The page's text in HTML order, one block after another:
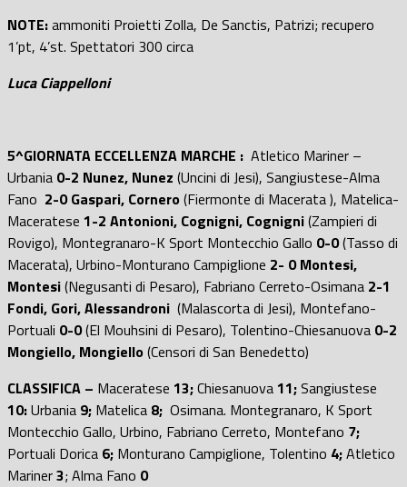
NOTE:ammoniti Proietti Zolla, De Sanctis, Patrizi; recupero
1’pt, 4’st. Spettatori 300 circa
Luca Ciappelloni
5^GIORNATA ECCELLENZA MARCHE : Atletico Mariner –
Urbania 0-2 Nunez, Nunez (Uncini di Jesi), Sangiustese-Alma
Fano 2-0 Gaspari, Cornero(Fiermonte di Macerata ), Matelica-
Maceratese 1-2 Antonioni, Cognigni, Cognigni(Zampieri di
Rovigo), Montegranaro-K Sport Montecchio Gallo 0-0(Tasso di
Macerata), Urbino-Monturano Campiglione 2- 0 Montesi,
Montesi(Negusanti di Pesaro), Fabriano Cerreto-Osimana 2-1
Fondi, Gori, Alessandroni (Malascorta di Jesi), Montefano-
Portuali 0-0(El Mouhsini di Pesaro), Tolentino-Chiesanuova 0-2
Mongiello, Mongiello(Censori di San Benedetto)
CLASSIFICA – Maceratese 13;Chiesanuova11;Sangiustese
10:Urbania 9; Matelica 8; Osimana. Montegranaro, K Sport
Montecchio Gallo, Urbino, Fabriano Cerreto, Montefano 7;
Portuali Dorica 6; Monturano Campiglione, Tolentino 4;Atletico
Mariner3; Alma Fano 0